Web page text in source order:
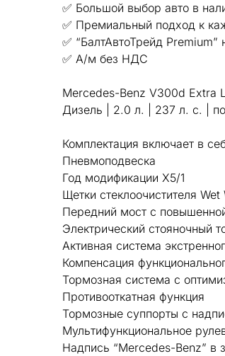
✅ Большой выбор авто в
✅ Премиальный подход к
✅ “БалтАвтоТрейд
✅ А/м без НДС
Mercedes-Benz V300d Extra
Дизель | 2.0 л. | 237 л. с. |
Комплектация включает в
Пневмоподвеска
Год модификации X5/1
Щетки стеклоочистителя
Передний мост с
Электрический стояночный
Активная система
Компенсация
Тормозная система с
Противооткатная функция
Тормозные суппорты с
Мультифункциональное
Надпись “Mercedes-Benz” в